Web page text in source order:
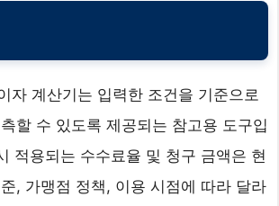
자 계산기는 입력한 조건을 기준으로
할 수 있도록 제공되는 참고용 도구입
적용되는 수수료율 및 청구 금액은 현
, 가맹점 정책, 이용 시점에 따라 달라